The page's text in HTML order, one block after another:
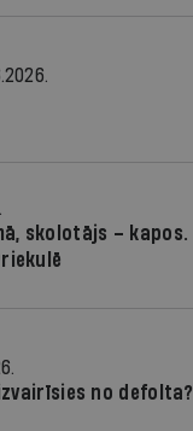
skolotājs – kapos.
no defolta?